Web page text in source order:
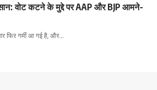
वोट कटने के मुद्दे पर AAP और BJP आमने-
फिर गर्मी आ गई है, और…